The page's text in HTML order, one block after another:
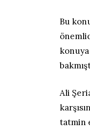
Bu
konuya
Ali
tatmin